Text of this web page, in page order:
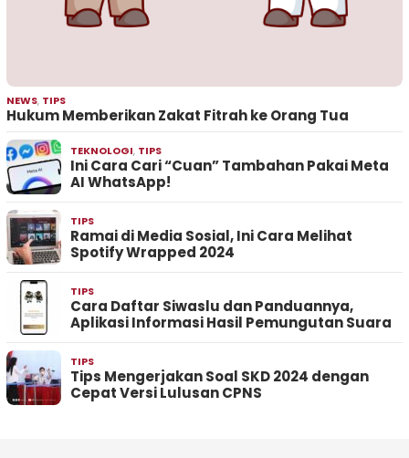
NEWS, TIPS
Hukum Memberikan Zakat Fitrah ke Orang Tua
TEKNOLOGI, TIPS
Ini Cara Cari “Cuan” Tambahan Pakai Meta
AI WhatsApp!
TIPS
Ramai di Media Sosial, Ini Cara Melihat
Spotify Wrapped 2024
TIPS
Cara Daftar Siwaslu dan Panduannya,
Aplikasi Informasi Hasil Pemungutan Suara
TIPS
Tips Mengerjakan Soal SKD 2024 dengan
Cepat Versi Lulusan CPNS